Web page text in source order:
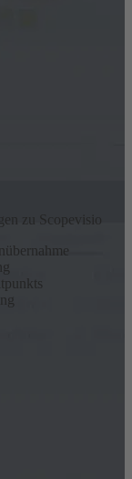
zu Scopevisio